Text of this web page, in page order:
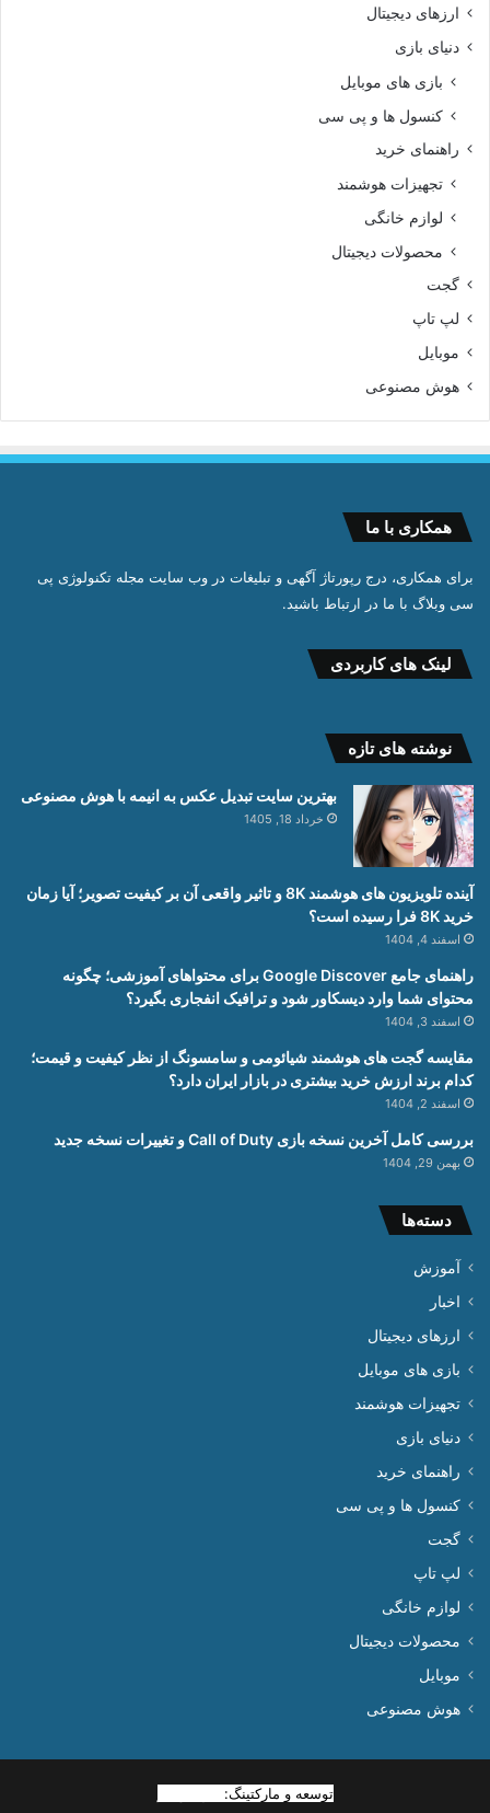
ارزهای دیجیتال
دنیای بازی
بازی های موبایل
کنسول ها و پی سی
راهنمای خرید
تجهیزات هوشمند
لوازم خانگی
محصولات دیجیتال
گجت
لپ تاپ
موبایل
هوش مصنوعی
همکاری با ما
برای همکاری، درج رپورتاژ آگهی و تبلیغات در وب سایت مجله تکنولوژی پی
سی وبلاگ با ما در ارتباط باشید.
لینک های کاربردی
نوشته های تازه
بهترین سایت تبدیل عکس به انیمه با هوش مصنوعی
خرداد 18, 1405
آینده تلویزیون های هوشمند 8K و تاثیر واقعی آن بر کیفیت تصویر؛ آیا زمان
خرید 8K فرا رسیده است؟
اسفند 4, 1404
راهنمای جامع Google Discover برای محتواهای آموزشی؛ چگونه
محتوای شما وارد دیسکاور شود و ترافیک انفجاری بگیرد؟
اسفند 3, 1404
مقایسه گجت های هوشمند شیائومی و سامسونگ از نظر کیفیت و قیمت؛
کدام برند ارزش خرید بیشتری در بازار ایران دارد؟
اسفند 2, 1404
بررسی کامل آخرین نسخه بازی Call of Duty و تغییرات نسخه جدید
بهمن 29, 1404
دسته‌ها
آموزش
اخبار
ارزهای دیجیتال
بازی های موبایل
تجهیزات هوشمند
دنیای بازی
راهنمای خرید
کنسول ها و پی سی
گجت
لپ تاپ
لوازم خانگی
محصولات دیجیتال
موبایل
هوش مصنوعی
توسعه و مارکتینگ: